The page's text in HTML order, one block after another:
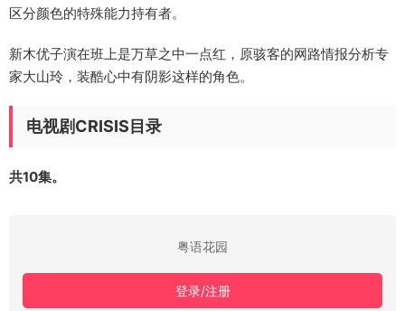
区分颜色的特殊能力持有者。
新木优子演在班上是万草之中一点红，原骇客的网路情报分析专
家大山玲，装酷心中有阴影这样的角色。
电视剧CRISIS目录
共10集。
粤语花园
登录/注册